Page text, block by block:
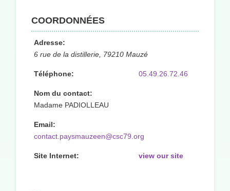
COORDONNÉES
Adresse:
6 rue de la distillerie, 79210 Mauzé
Téléphone: 05.49.26.72.46
Nom du contact:
Madame PADIOLLEAU
Email:
contact.paysmauzeen@csc79.org
Site Internet: view our site